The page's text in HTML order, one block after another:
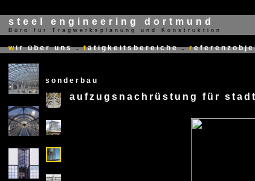
steel engineering dortmund
Büro für Tragwerksplanung und Konstruktion
wir über uns . tätigkeitsbereiche . r
sonderbau
X
aufzugsnachrüstung für
X